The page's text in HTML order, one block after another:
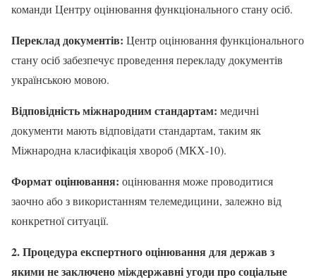
команди Центру оцінювання функціонального стану осіб.
Переклад документів: Центр оцінювання функціонального
стану осіб забезпечує проведення перекладу документів
українською мовою.
Відповідність міжнародним стандартам: медичні
документи мають відповідати стандартам, таким як
Міжнародна класифікація хвороб (МКХ-10).
Формат оцінювання: оцінювання може проводитися
заочно або з використанням телемедицини, залежно від
конкретної ситуації.
2. Процедура експертного оцінювання для держав з
якими не заключено міждержавні угоди про соціальне